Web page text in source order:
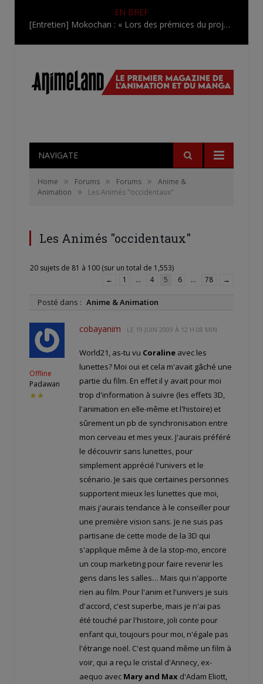
EN BREF
[Entretien] Mokochan : « Lors des prémices du projet, il était déjà demandé de suivre au mieux le manga originel.»
NAVIGATE
Home » Forums » Forums »
Anime &
Animation
» Les Animés "occidentaux"
Les Animés "occidentaux"
20 sujets de 81 à 100 (sur un total de 1,553)
←
1 … 4 5 6 … 78 →
Posté dans : Anime & Animation
Offline
Padawan
★★
cobayanim LE 19 JUIN 2009 À 12 H 08 MIN
World21, as-tu vu Coraline avec les
lunettes? Moi oui et cela m'avait gâché une
partie du film. En effet il y avait pour moi
trop d'information à suivre (les effets 3D,
l'animation en elle-même et l'histoire) et
sûrement un pb de synchronisation entre
mon cerveau et mes yeux. J'aurais préféré
le découvrir sans lunettes, pour
simplement apprécié l'univers et le
scénario. Je sais que certaines personnes
supportent mieux les lunettes que moi,
mais j'aurais tendance à le conseiller pour
une première vision sans. Je ne suis pas
partisane de cette mode de la 3D qui
s'applique même à de la stop-mo, encore
un coup marketing pour faire revenir les
gens dans les salles… Mais qui n'apporte
rien au film. Pour l'anim et l'univers je suis
d'accord, c'est superbe, mais je n'ai pas
été touché par l'histoire, joli conte pour
enfant qui, toujours pour moi, n'égale pas
l'étrange noël. C'est quand même un film à
voir, qui a reçu le cristal d'Annecy, ex-
aequo avec Mary and Max d'Adam Eliott,